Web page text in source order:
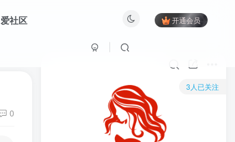
爱社区 开通会员
0
3人已关注